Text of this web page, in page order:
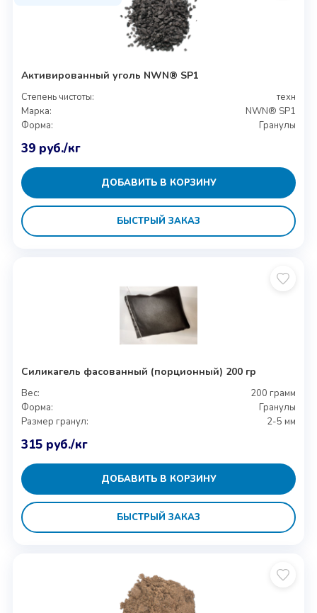
Активированный уголь NWN® SP1
Степень чистоты:
техн
Марка:
NWN® SP1
Форма:
Гранулы
39 руб./кг
ДОБАВИТЬ В КОРЗИНУ
БЫСТРЫЙ ЗАКАЗ
Силикагель фасованный (порционный) 200 гр
Вес:
200 грамм
Форма:
Гранулы
Размер гранул:
2-5 мм
315 руб./кг
ДОБАВИТЬ В КОРЗИНУ
БЫСТРЫЙ ЗАКАЗ